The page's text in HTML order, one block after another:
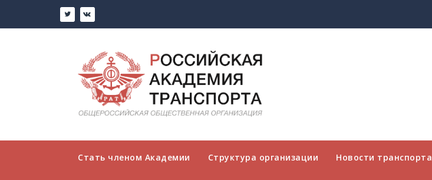
содержимому
Стать членом Академии Структура организации Новости транспорта